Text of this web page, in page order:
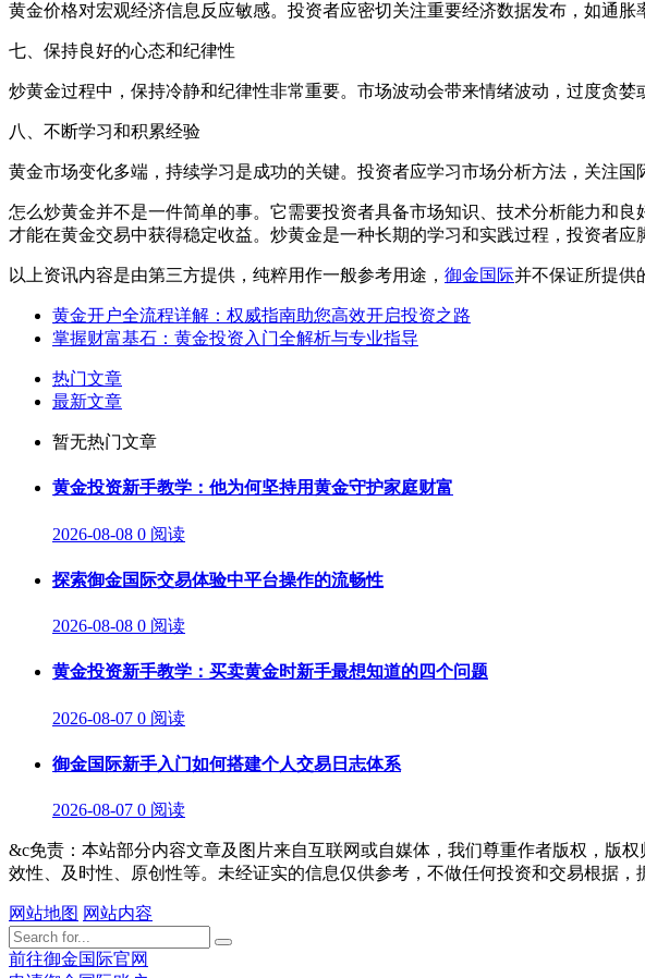
黄金价格对宏观经济信息反应敏感。投资者应密切关注重要经济数据发布，如通
七、保持良好的心态和纪律性
炒黄金过程中，保持冷静和纪律性非常重要。市场波动会带来情绪波动，过度贪
八、不断学习和积累经验
黄金市场变化多端，持续学习是成功的关键。投资者应学习市场分析方法，关注
怎么炒黄金并不是一件简单的事。它需要投资者具备市场知识、技术分析能力和
才能在黄金交易中获得稳定收益。炒黄金是一种长期的学习和实践过程，投资者应
以上资讯内容是由第三方提供，纯粹用作一般参考用途， 御金国际并不保证所提供
黄金开户全流程详解：权威指南助您高效开启投资之路
掌握财富基石：黄金投资入门全解析与专业指导
热门文章
最新文章
暂无热门文章
黄金投资新手教学：他为何坚持用黄金守护家庭财富
2026-08-08 0 阅读
探索御金国际交易体验中平台操作的流畅性
2026-08-08 0 阅读
黄金投资新手教学：买卖黄金时新手最想知道的四个问题
2026-08-07 0 阅读
御金国际新手入门如何搭建个人交易日志体系
2026-08-07 0 阅读
&c免责：本站部分内容文章及图片来自互联网或自媒体，我们尊重作者版权，版
效性、及时性、原创性等。未经证实的信息仅供参考，不做任何投资和交易根据，
网站地图 网站内容
前往御金国际官网